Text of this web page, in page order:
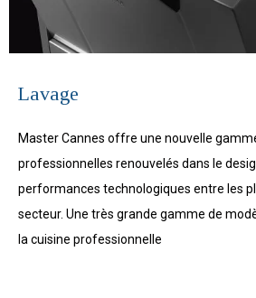
Lavage
Master Cannes offre une nouvelle
professionnelles renouvelés dans le
performances technologiques entre les
secteur. Une très grande gamme de
la cuisine professionnelle